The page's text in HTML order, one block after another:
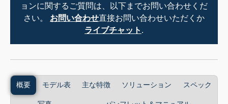
ョンに関するご質問は、以下までお問い合わせくだ
さい。 お問い合わせ直接お問い合わせいただくか
ライブチャット .
概要 モデル表 主な特徴 ソリューション スペック